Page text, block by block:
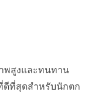
พสูงและทนทาน
ดีที่สุดสำหรับนักตก